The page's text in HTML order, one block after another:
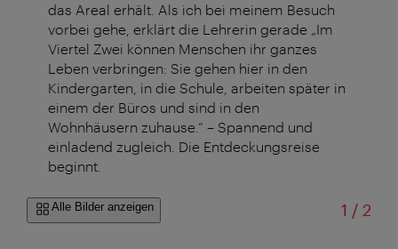
das Areal erhält. Als ich bei meinem Besuch
vorbei gehe, erklärt die Lehrerin gerade „Im
Viertel Zwei können Menschen ihr ganzes
Leben verbringen: Sie gehen hier in den
Kindergarten, in die Schule, arbeiten später in
einem der Büros und sind in den
Wohnhäusern zuhause.“ – Spannend und
einladend zugleich. Die Entdeckungsreise
beginnt.
Alle Bilder anzeigen 1 /von
2